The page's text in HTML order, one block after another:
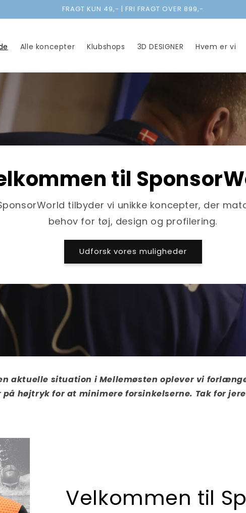
FRAGT KUN 49,- | FRI FRAGT OVER 899,-
Alle koncepter Klubshops 3D DESIGNER Hvem er vi
til
tilbyder vi unikke koncepter, der
behov for tøj, design og profilering.
Udforsk vores muligheder
aktuelle situation i Mellemøsten oplever vi
på højtryk for at minimere forsinkelserne. Tak for
Velkommen til